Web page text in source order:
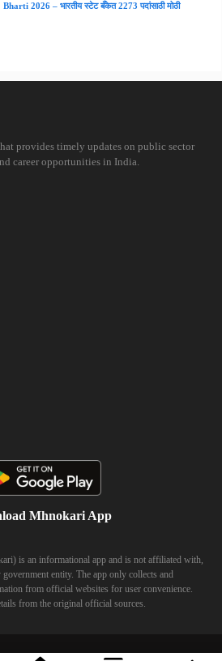
2026 – भारतीय स्टेट बँकेत 2273 पदांसाठी मोठी
provides timely updates on public sector
career opportunities in India.
Mhnokari App
is an informational app and is not affiliated with,
entity. The app only collects and
from official websites for user convenience.
from the original official sources.